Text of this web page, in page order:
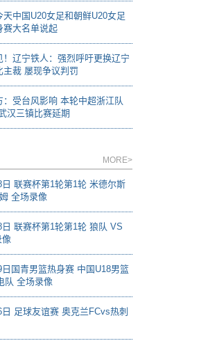
天中国U20女足和朝鲜U20女足
赛大名单说起
！辽宁铁人：强烈呼吁更换辽宁
主裁 屡现争议判罚
：受台风影响 本轮中超浙江队
汉三镇比赛延期
MORE>
日 联赛杯第1轮第1轮 米德尔斯
全场录像
日 联赛杯第1轮第1轮 狼队 VS
日国青男篮热身赛 中国U18男篮
队 全场录像
足球友谊赛 奥克兰FCvs热刺